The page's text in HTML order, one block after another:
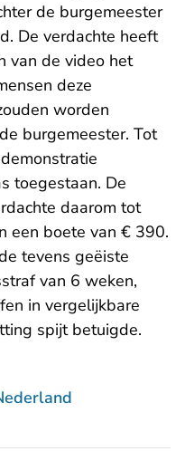
de burgemeester
De verdachte heeft
van de video het
deze
worden
burgemeester. Tot
toegestaan. De
daarom tot
een boete van € 390.
tevens geëiste
van 6 weken,
in vergelijkbare
spijt betuigde.